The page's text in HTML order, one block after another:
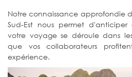
Notre connaissance approfondie
Sud-Est nous permet
votre voyage se déroule dans
que vos collaborateurs
expérience.